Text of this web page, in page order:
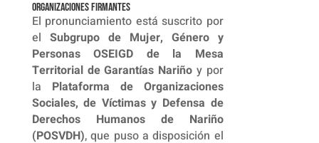
Organizaciones firmantes
El pronunciamiento está suscrito por
el Subgrupo de Mujer, Género y
Personas OSEIGD de la Mesa
Territorial de Garantías Nariño y por
la Plataforma de Organizaciones
Sociales, de Víctimas y Defensa de
Derechos Humanos de Nariño
(POSVDH), que puso a disposición el